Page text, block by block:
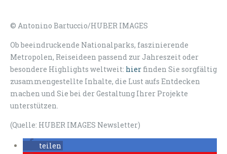
© Antonino Bartuccio/HUBER IMAGES
Ob beeindruckende Nationalparks, faszinierende
Metropolen, Reiseideen passend zur Jahreszeit oder
besondere Highlights weltweit: hier finden Sie sorgfältig
zusammengestellte Inhalte, die Lust aufs Entdecken
machen und Sie bei der Gestaltung Ihrer Projekte
unterstützen.
(Quelle: HUBER IMAGES Newsletter)
teilen